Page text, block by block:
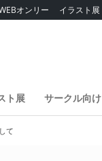
オンリー イラスト展
ト展 サークル向け
て